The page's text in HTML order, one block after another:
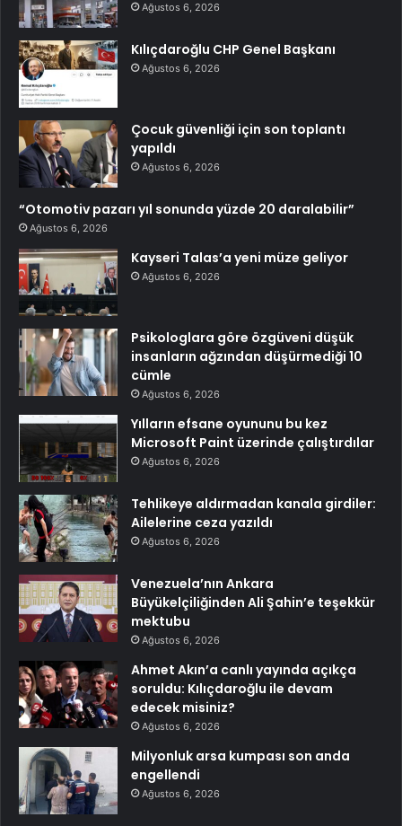
Ağustos 6, 2026
Kılıçdaroğlu CHP Genel Başkanı
Ağustos 6, 2026
Çocuk güvenliği için son toplantı
yapıldı
Ağustos 6, 2026
“Otomotiv pazarı yıl sonunda yüzde 20 daralabilir”
Ağustos 6, 2026
Kayseri Talas’a yeni müze geliyor
Ağustos 6, 2026
Psikologlara göre özgüveni düşük
insanların ağzından düşürmediği 10
cümle
Ağustos 6, 2026
Yılların efsane oyununu bu kez
Microsoft Paint üzerinde çalıştırdılar
Ağustos 6, 2026
Tehlikeye aldırmadan kanala girdiler:
Ailelerine ceza yazıldı
Ağustos 6, 2026
Venezuela’nın Ankara
Büyükelçiliğinden Ali Şahin’e teşekkür
mektubu
Ağustos 6, 2026
Ahmet Akın’a canlı yayında açıkça
soruldu: Kılıçdaroğlu ile devam
edecek misiniz?
Ağustos 6, 2026
Milyonluk arsa kumpası son anda
engellendi
Ağustos 6, 2026